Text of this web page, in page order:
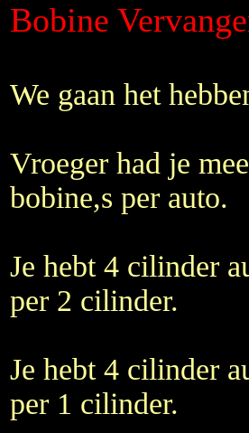
Bobine
We gaan het
Vroeger had je
bobine,s per auto.
Je hebt 4 cilinder
per 2 cilinder.
Je hebt 4 cilinder
per 1 cilinder.